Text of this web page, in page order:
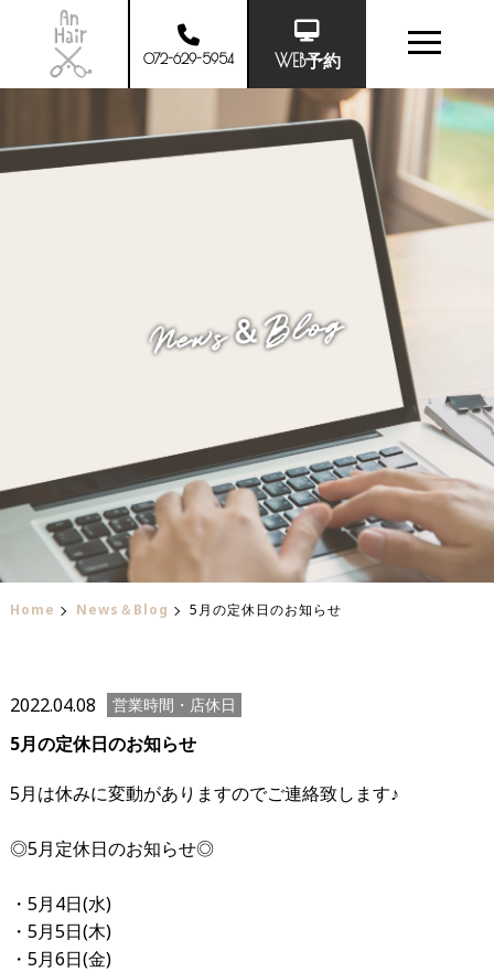
072-629-5954 WEB予約
News＆Blog
Home News＆Blog 5月の定休日のお知らせ
2022.04.08 営業時間・店休日
5月の定休日のお知らせ
5月は休みに変動がありますのでご連絡致します♪
◎5月定休日のお知らせ◎
・5月4日(水)
・5月5日(木)
・5月6日(金)